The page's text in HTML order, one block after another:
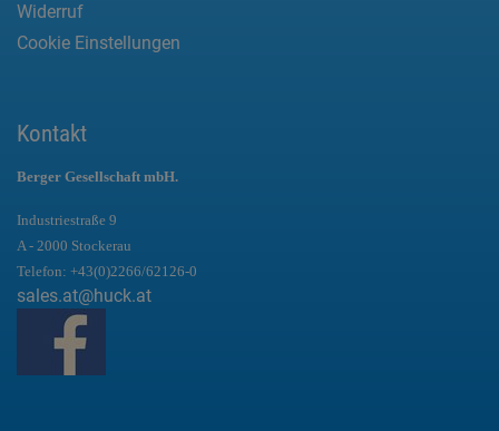
Widerruf
Cookie Einstellungen
Kontakt
Berger Gesellschaft mbH.
Industriestraße 9
A - 2000 Stockerau
Telefon: +43(0)2266/62126-0
sales.at@huck.at